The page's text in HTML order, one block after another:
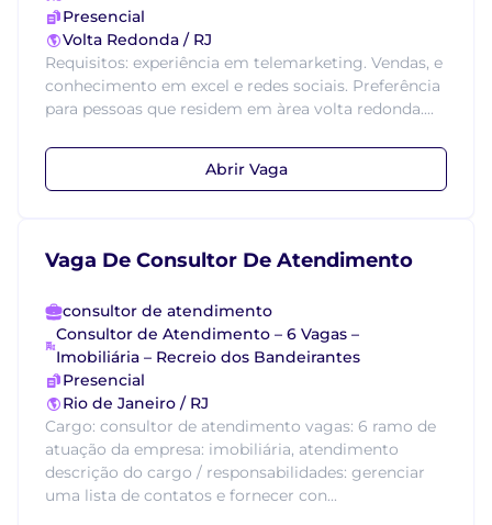
Presencial
Volta Redonda / RJ
Requisitos: experiência em telemarketing. Vendas, e
conhecimento em excel e redes sociais. Preferência
para pessoas que residem em àrea volta redonda....
Abrir Vaga
Vaga De Consultor De Atendimento
consultor de atendimento
Consultor de Atendimento – 6 Vagas –
Imobiliária – Recreio dos Bandeirantes
Presencial
Rio de Janeiro / RJ
Cargo: consultor de atendimento vagas: 6 ramo de
atuação da empresa: imobiliária, atendimento
descrição do cargo / responsabilidades: gerenciar
uma lista de contatos e fornecer con...